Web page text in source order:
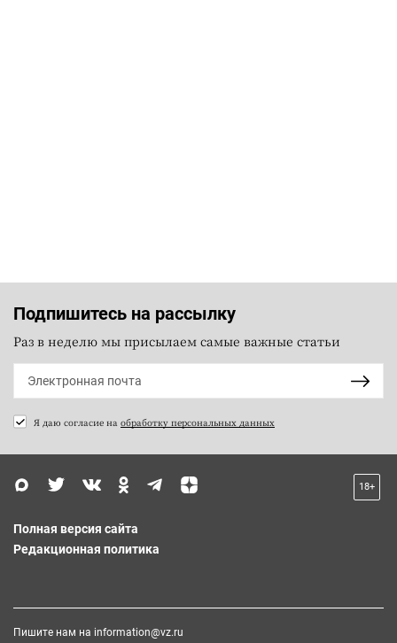
Подпишитесь на рассылку
Раз в неделю мы присылаем самые важные статьи
Я даю согласие на обработку персональных данных
18+
Полная версия сайта
Редакционная политика
Пишите нам на information@vz.ru